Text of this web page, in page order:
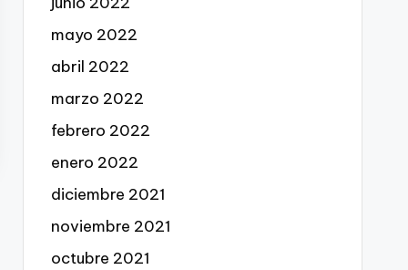
mayo 2022
abril 2022
marzo 2022
febrero 2022
enero 2022
diciembre 2021
noviembre 2021
octubre 2021